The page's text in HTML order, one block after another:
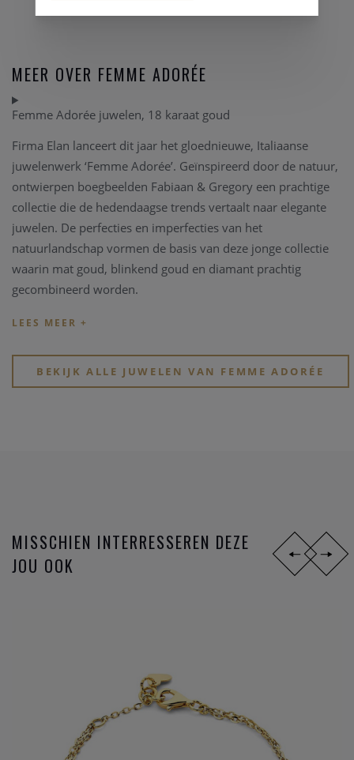
MEER OVER FEMME ADORÉE
Femme Adorée juwelen, 18 karaat goud
Firma Elan lanceert dit jaar het gloednieuwe, Italiaanse
juwelenwerk ‘Femme Adorée’. Geïnspireerd door de natuur,
ontwierpen boegbeelden Fabiaan & Gregory een prachtige
collectie die de hedendaagse trends vertaalt naar elegante
juwelen. De perfecties en imperfecties van het
natuurlandschap vormen de basis van deze jonge collectie
waarin mat goud, blinkend goud en diamant prachtig
gecombineerd worden.
BEKIJK ALLE JUWELEN VAN FEMME ADORÉE
MISSCHIEN INTERRESSEREN DEZE
JOU OOK